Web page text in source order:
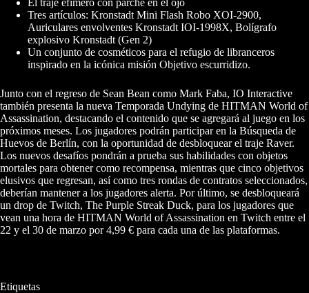
Tres artículos: Kronstadt Mini Flash Robo XOI-2900,
Auriculares envolventes Kronstadt IOI-1998X, Bolígrafo
explosivo Kronstadt (Gen 2)
Un conjunto de cosméticos para el refugio de libranceros
inspirado en la icónica misión Objetivo escurridizo.
Junto con el regreso de Sean Bean como Mark Faba, IO Interactive
también presenta la nueva Temporada Undying de HITMAN World of
Assassination, destacando el contenido que se agregará al juego en los
próximos meses. Los jugadores podrán participar en la Búsqueda de
Huevos de Berlín, con la oportunidad de desbloquear el traje Raver.
Los nuevos desafíos pondrán a prueba sus habilidades con objetos
mortales para obtener como recompensa, mientras que cinco objetivos
elusivos que regresan, así como tres rondas de contratos seleccionados,
deberían mantener a los jugadores alerta. Por último, se desbloqueará
un drop de Twitch, The Purple Streak Duck, para los jugadores que
vean una hora de HITMAN World of Assassination en Twitch entre el
22 y el 30 de marzo por 4,99 € para cada una de las plataformas.
Etiquetas